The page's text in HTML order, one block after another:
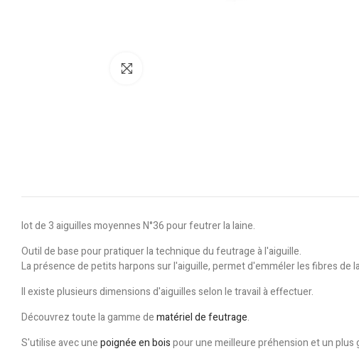
lot de 3 aiguilles moyennes N°36 pour feutrer la laine.
Outil de base pour pratiquer la technique du feutrage à l'aiguille.
La présence de petits harpons sur l'aiguille, permet d'emméler les fibres de
Il existe plusieurs dimensions d'aiguilles selon le travail à effectuer.
Découvrez toute la gamme dematériel de feutrage.
S'utilise avec unepoignée en boispour une meilleure préhension et un